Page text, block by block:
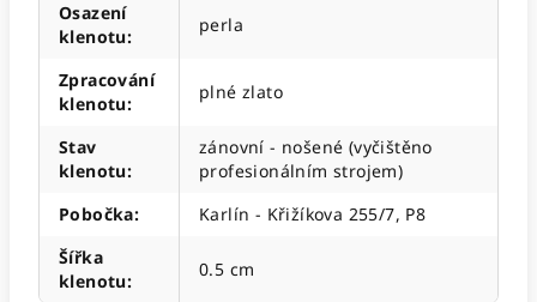
Osazení
klenotu:
perla
Zpracování
klenotu:
plné zlato
Stav
klenotu:
zánovní - nošené (vyčištěno
profesionálním strojem)
Pobočka:
Karlín - Křižíkova 255/7, P8
Šířka
klenotu:
0.5 cm